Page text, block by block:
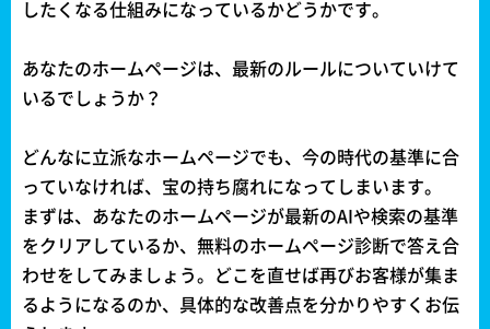
したくなる仕組みになっているかどうかです。
あなたのホームページは、最新のルールについていけて
いるでしょうか？
どんなに立派なホームページでも、今の時代の基準に合
っていなければ、宝の持ち腐れになってしまいます。
まずは、あなたのホームページが最新のAIや検索の基準
をクリアしているか、無料のホームページ診断で答え合
わせをしてみましょう。どこを直せば再びお客様が集ま
るようになるのか、具体的な改善点を分かりやすくお伝